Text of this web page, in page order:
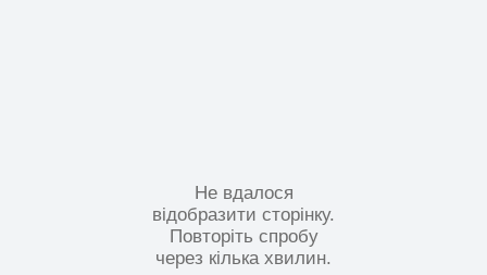
Не вдалося
відобразити сторінку.
Повторіть спробу
через кілька хвилин.